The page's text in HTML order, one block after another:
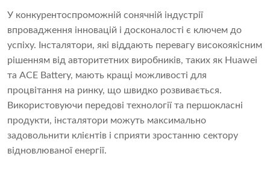
У конкурентоспроможній сонячній індустрії
впровадження інновацій і досконалості є ключем до
успіху. Інсталятори, які віддають перевагу високоякісним
рішенням від авторитетних виробників, таких як Huawei
та ACE Battery, мають кращі можливості для
процвітання на ринку, що швидко розвивається.
Використовуючи передові технології та першокласні
продукти, інсталятори можуть максимально
задовольнити клієнтів і сприяти зростанню сектору
відновлюваної енергії.